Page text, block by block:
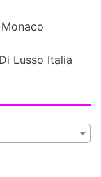
Lusso Italia